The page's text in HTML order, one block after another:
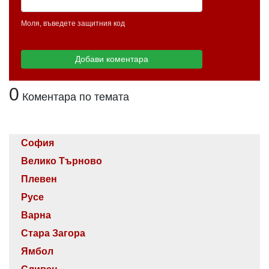
0 Коментара по темата
Моля, въведете защитния код
София
Велико Търново
Плевен
Русе
Варна
Стара Загора
Ямбол